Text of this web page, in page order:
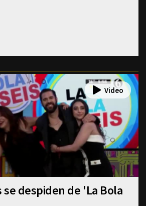
despiden de 'La Bola